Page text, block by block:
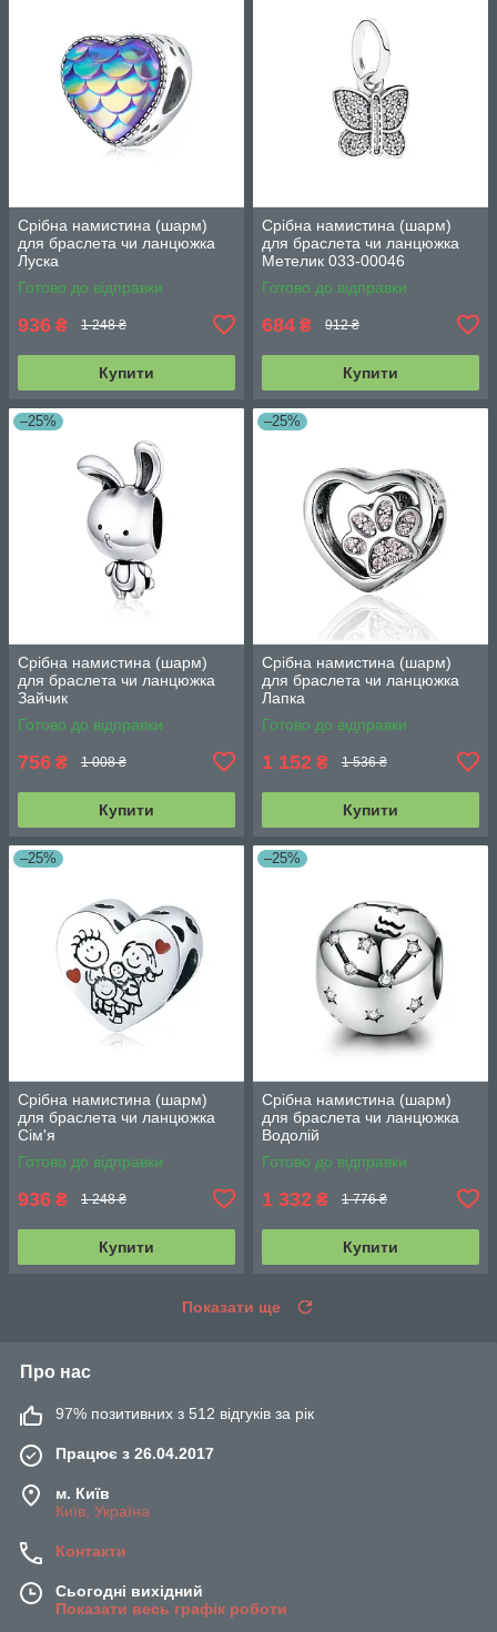
Срібна намистина (шарм)
для браслета чи ланцюжка
Луска
Готово до відправки
936 ₴ 1 248 ₴
Купити
Срібна намистина (шарм)
для браслета чи ланцюжка
Метелик 033-00046
Готово до відправки
684 ₴ 912 ₴
Купити
–25%
Срібна намистина (шарм)
для браслета чи ланцюжка
Зайчик
Готово до відправки
756 ₴ 1 008 ₴
Купити
–25%
Срібна намистина (шарм)
для браслета чи ланцюжка
Лапка
Готово до відправки
1 152 ₴ 1 536 ₴
Купити
–25%
Срібна намистина (шарм)
для браслета чи ланцюжка
Сім'я
Готово до відправки
936 ₴ 1 248 ₴
Купити
–25%
Срібна намистина (шарм)
для браслета чи ланцюжка
Водолій
Готово до відправки
1 332 ₴ 1 776 ₴
Купити
Показати ще
Про нас
97% позитивних з 512 відгуків за рік
Працює з 26.04.2017
м. Київ
Київ, Україна
Контакти
Сьогодні вихідний
Показати весь графік роботи